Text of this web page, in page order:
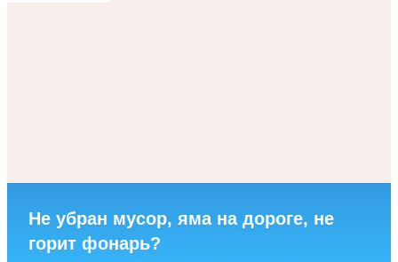
Не убран мусор, яма на дороге, не
горит фонарь?